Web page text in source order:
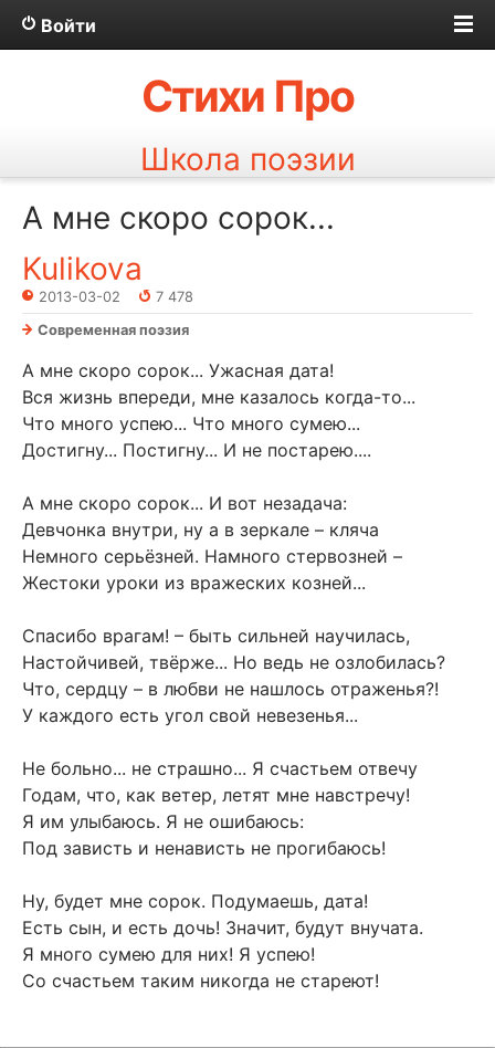
Войти
Стихи Про
Школа поэзии
А мне скоро сорок...
Kulikova
2013-03-02
7 478
Современная поэзия
А мне скоро сорок... Ужасная дата!
Вся жизнь впереди, мне казалось когда-то...
Что много успею... Что много сумею...
Достигну... Постигну... И не постарею....
А мне скоро сорок... И вот незадача:
Девчонка внутри, ну а в зеркале – кляча
Немного серьёзней. Намного стервозней –
Жестоки уроки из вражеских козней...
Спасибо врагам! – быть сильней научилась,
Настойчивей, твёрже... Но ведь не озлобилась?
Что, сердцу – в любви не нашлось отраженья?!
У каждого есть угол свой невезенья...
Не больно... не страшно... Я счастьем отвечу
Годам, что, как ветер, летят мне навстречу!
Я им улыбаюсь. Я не ошибаюсь:
Под зависть и ненависть не прогибаюсь!
Ну, будет мне сорок. Подумаешь, дата!
Есть сын, и есть дочь! Значит, будут внучата.
Я много сумею для них! Я успею!
Со счастьем таким никогда не стареют!